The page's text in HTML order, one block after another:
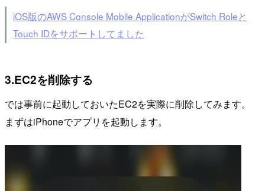
iOS版のAWS Console Mobile ApplicationがSwitch Roleと
Touch IDをサポートしてました
3.EC2を削除する
では事前に起動しておいたEC2を実際に削除してみます。
まずはiPhoneでアプリを起動します。